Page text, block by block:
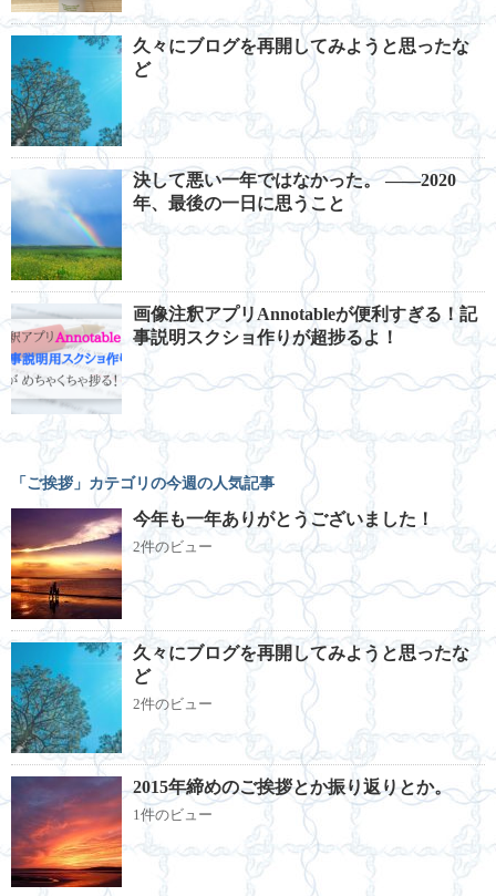
久々にブログを再開してみようと思ったな
ど
決して悪い一年ではなかった。 ――2020
年、最後の一日に思うこと
画像注釈アプリAnnotableが便利すぎる！記
事説明スクショ作りが超捗るよ！
「ご挨拶」カテゴリの今週の人気記事
今年も一年ありがとうございました！
2件のビュー
久々にブログを再開してみようと思ったな
ど
2件のビュー
2015年締めのご挨拶とか振り返りとか。
1件のビュー